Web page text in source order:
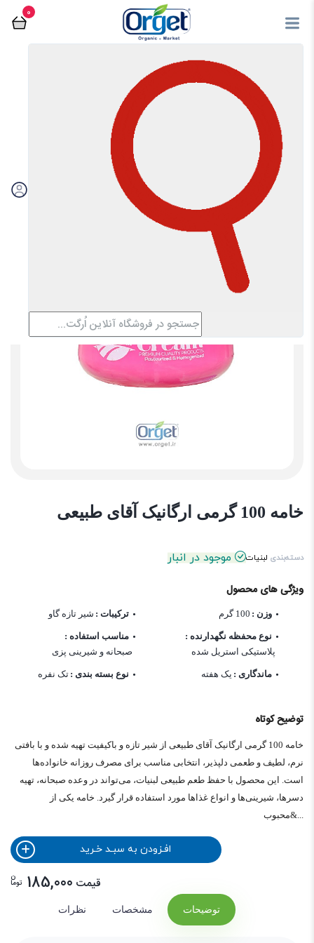
0
خامه 100 گرمی ارگانیک آقای طبیعی
دسته‌بندی لبنیات موجود در انبار
ویژگی های محصول
وزن : 100 گرم ترکیبات : شیر تازه گاو
نوع محفظه نگهدارنده :
پلاستیکی استریل شده
مناسب استفاده :
صبحانه و شیرینی پزی
ماندگاری : یک هفته نوع بسته بندی : تک نفره
توضیح کوتاه
خامه 100 گرمی ارگانیک آقای طبیعی از شیر تازه و باکیفیت تهیه شده و با بافتی
نرم، لطیف و طعمی دلپذیر، انتخابی مناسب برای مصرف روزانه خانواده‌ها
است. این محصول با حفظ طعم طبیعی لبنیات، می‌تواند در وعده صبحانه، تهیه
دسرها، شیرینی‌ها و انواع غذاها مورد استفاده قرار گیرد. خامه یکی از
محبوب&...
افـزودن به سبـد خـرید
قیمت 185,000 توما
ن
توضیحات مشخصات نظرات